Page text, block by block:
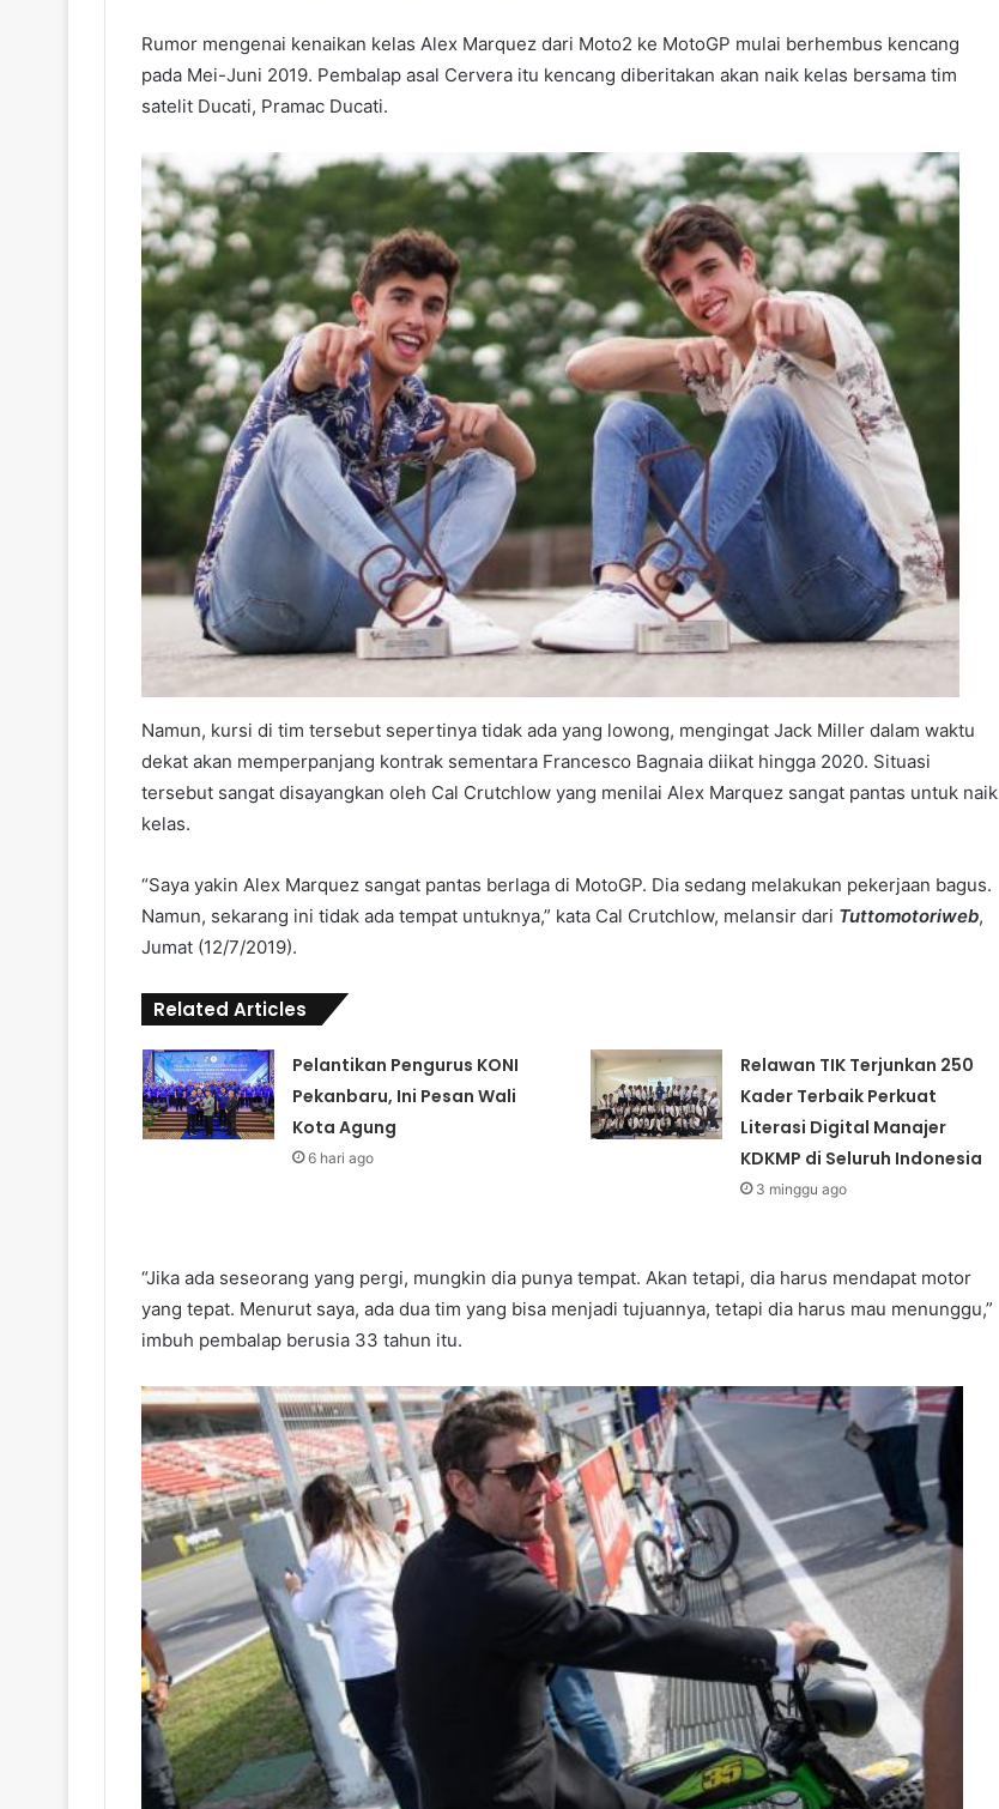
Rumor mengenai kenaikan kelas Alex Marquez dari Moto2 ke MotoGP mulai berhembus kencang
pada Mei-Juni 2019. Pembalap asal Cervera itu kencang diberitakan akan naik kelas bersama tim
satelit Ducati, Pramac Ducati.
Namun, kursi di tim tersebut sepertinya tidak ada yang lowong, mengingat Jack Miller dalam waktu
dekat akan memperpanjang kontrak sementara Francesco Bagnaia diikat hingga 2020. Situasi
tersebut sangat disayangkan oleh Cal Crutchlow yang menilai Alex Marquez sangat pantas untuk naik
kelas.
“Saya yakin Alex Marquez sangat pantas berlaga di MotoGP. Dia sedang melakukan pekerjaan bagus.
Namun, sekarang ini tidak ada tempat untuknya,” kata Cal Crutchlow, melansir dari Tuttomotoriweb,
Jumat (12/7/2019).
Related Articles
Pelantikan Pengurus KONI
Pekanbaru, Ini Pesan Wali
Kota Agung
6 hari ago
Relawan TIK Terjunkan 250
Kader Terbaik Perkuat
Literasi Digital Manajer
KDKMP di Seluruh Indonesia
3 minggu ago
“Jika ada seseorang yang pergi, mungkin dia punya tempat. Akan tetapi, dia harus mendapat motor
yang tepat. Menurut saya, ada dua tim yang bisa menjadi tujuannya, tetapi dia harus mau menunggu,”
imbuh pembalap berusia 33 tahun itu.